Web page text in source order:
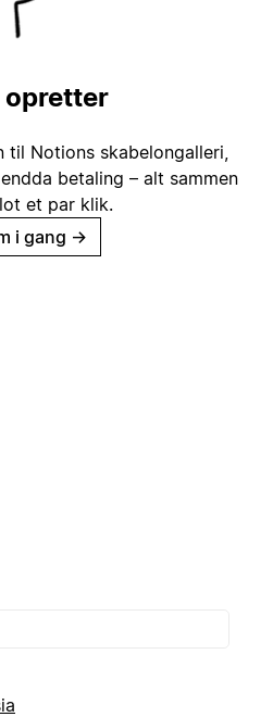
opretter
til Notions skabelongalleri,
betaling – alt sammen
et par klik.
i gang →